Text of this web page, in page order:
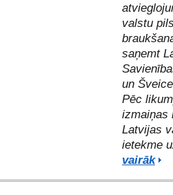
valstu
saņemt
un
Pēc
izmaiņas
Latvijas
ietekme
vairāk